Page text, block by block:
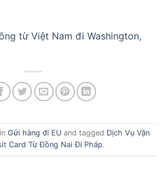
từ Việt Nam đi Washington,
Gửi hàng đi EUand tagged Dịch Vụ Vận
Card Từ Đồng Nai Đi Pháp.